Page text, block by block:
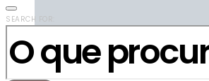
SEARCH FOR: